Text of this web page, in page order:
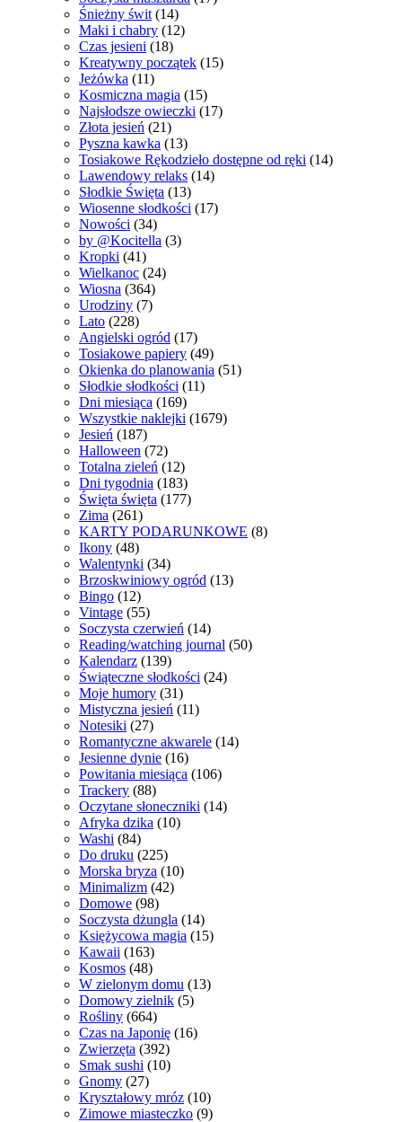
Śnieżny świt (14)
Maki i chabry (12)
Czas jesieni (18)
Kreatywny początek (15)
Jeżówka (11)
Kosmiczna magia (15)
Najsłodsze owieczki (17)
Złota jesień (21)
Pyszna kawka (13)
Tosiakowe Rękodzieło dostępne od ręki (14)
Lawendowy relaks (14)
Słodkie Święta (13)
Wiosenne słodkości (17)
Nowości (34)
by @Kocitella (3)
Kropki (41)
Wielkanoc (24)
Wiosna (364)
Urodziny (7)
Lato (228)
Angielski ogród (17)
Tosiakowe papiery (49)
Okienka do planowania (51)
Słodkie słodkości (11)
Dni miesiąca (169)
Wszystkie naklejki (1679)
Jesień (187)
Halloween (72)
Totalna zieleń (12)
Dni tygodnia (183)
Święta święta (177)
Zima (261)
KARTY PODARUNKOWE (8)
Ikony (48)
Walentynki (34)
Brzoskwiniowy ogród (13)
Bingo (12)
Vintage (55)
Soczysta czerwień (14)
Reading/watching journal (50)
Kalendarz (139)
Świąteczne słodkości (24)
Moje humory (31)
Mistyczna jesień (11)
Notesiki (27)
Romantyczne akwarele (14)
Jesienne dynie (16)
Powitania miesiąca (106)
Trackery (88)
Oczytane słoneczniki (14)
Afryka dzika (10)
Washi (84)
Do druku (225)
Morska bryza (10)
Minimalizm (42)
Domowe (98)
Soczysta dżungla (14)
Księżycowa magia (15)
Kawaii (163)
Kosmos (48)
W zielonym domu (13)
Domowy zielnik (5)
Rośliny (664)
Czas na Japonię (16)
Zwierzęta (392)
Smak sushi (10)
Gnomy (27)
Kryształowy mróz (10)
Zimowe miasteczko (9)